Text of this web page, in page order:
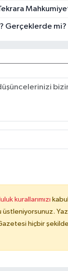
Gerçeklerde mi?
kurallarımızı
üstleniyorsunuz.
hiçbir